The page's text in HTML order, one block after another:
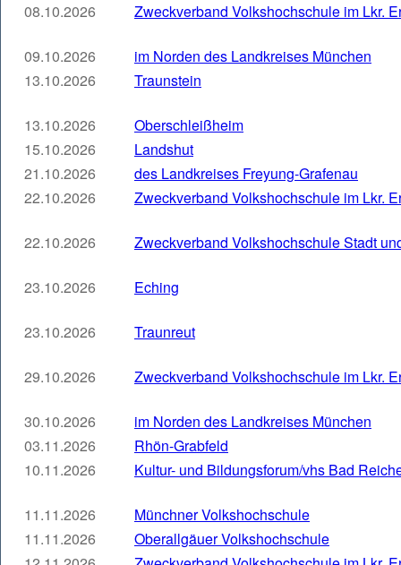
08.10.2026
Zweckverband Volkshochschule im Lkr.
09.10.2026
im Norden des Landkreises München
13.10.2026
Traunstein
13.10.2026
Oberschleißheim
15.10.2026
Landshut
21.10.2026
des Landkreises Freyung-Grafenau
22.10.2026
Zweckverband Volkshochschule im Lkr.
22.10.2026 Zweckverband Volkshochschule Stadt
23.10.2026 Eching
23.10.2026 Traunreut
29.10.2026 Zweckverband Volkshochschule im Lkr.
30.10.2026
im Norden des Landkreises München
03.11.2026
Rhön-Grabfeld
10.11.2026
Kultur- und Bildungsforum/vhs Bad
11.11.2026
Münchner Volkshochschule
11.11.2026
Oberallgäuer Volkshochschule